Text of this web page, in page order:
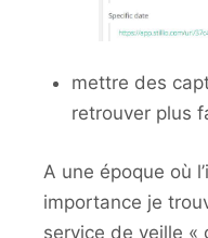
mettre des
retrouver plus
A une époque où
importance je
service de veille «